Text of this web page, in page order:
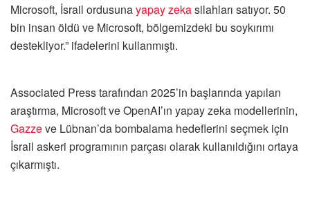
Microsoft, İsrail ordusunayapay zekasilahları satıyor. 50
bin insan öldü ve Microsoft, bölgemizdeki bu soykırımı
destekliyor.” ifadelerini kullanmıştı.
Associated Press tarafından 2025’in başlarında yapılan
araştırma, Microsoft ve OpenAI’ın yapay zeka modellerinin,
Gazzeve Lübnan’da bombalama hedeflerini seçmek için
İsrail askeri programının parçası olarak kullanıldığını ortaya
çıkarmıştı.